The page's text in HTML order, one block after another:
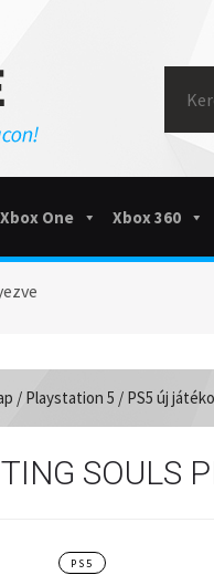
for:
Xbox One Xbox 360
/ Playstation 5 / PS5 új
SOULS
PS5